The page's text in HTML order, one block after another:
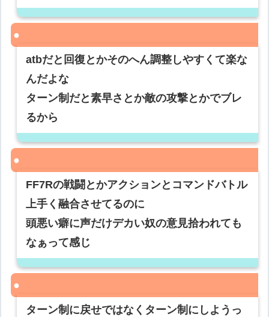
atbだと回復とかそのへん調整しやすくて楽な
んだよな
ターン制だと素早さとか敵の攻撃とかでブレ
るから
FF7Rの戦闘とかアクションとコマンドバトル
上手く融合させてるのに
頭悪い癖に声だけデカい奴の意見拾われても
なぁって感じ
ターン制に戻せではなくターン制にしようっ